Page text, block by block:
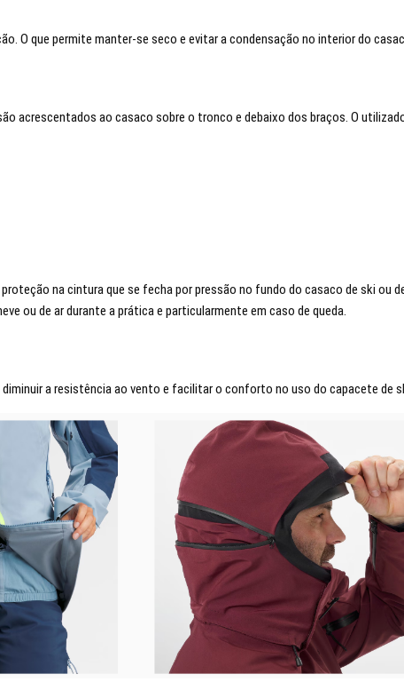
O que permite manter-se seco e evitar a condensação no interior do
acrescentados ao casaco sobre o tronco e debaixo dos braços. O
na cintura que se fecha por pressão no fundo do casaco de ski ou
ou de ar durante a prática e particularmente em caso de queda.
diminuir a resistência ao vento e facilitar o conforto no uso do capacete de